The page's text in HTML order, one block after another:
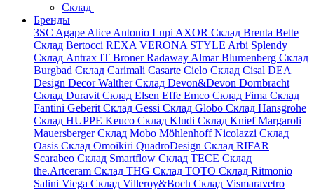
Склад
Бренды
3SC Agape Alice Antonio Lupi AXOR Склад Brenta Bette
Склад Bertocci REXA VERONA STYLE Arbi Splendy
Склад Antrax IT BronerRadaway AlmarBlumenberg Склад
Burgbad Склад Carimali Casarte Cielo Склад Cisal DEA
Design Decor WaltherСклад Devon&Devon Dornbracht
Склад Duravit Склад Elsen Effe Emco Склад Fima Склад
Fantini Geberit Склад Gessi Склад Globo Склад Hansgrohe
Склад HUPPE Keuco Склад Kludi Склад KniefMargaroli
MauersbergerСклад Mobo MöhlenhoffNicolazzi Склад
Oasis Склад Omoikiri QuadroDesign Склад RIFAR
Scarabeo Склад Smartflow Склад TECE Склад
the.Artceram Склад THG Склад TOTO Склад Ritmonio
Salini Viega Склад Villeroy&Boch Склад Vismaravetro